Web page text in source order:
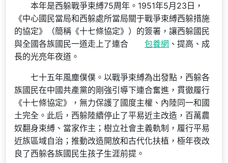
本年是西躲戰爭束縛75周年。1951年5月23日，
《中心國民當局和西躲處所當局關于戰爭束縛西躲措施
的協定》（簡稱《十七條協定》）的簽署，讓西躲國民
與全國各族國民一道走上了連合
包養網 、提高、成
長的光亮年夜道。
七十五年風塵僕僕。以戰爭束縛為出發點，西躲各
族國民在中國共產黨的剛強引導下連合奮進，貫徹履行
《十七條協定》，無力保護了國度主權、內陸同一和國
土完全。此后，西躲陸續停止了平易近主改造，百萬農
奴翻身束縛、當家作主；樹立社會主義軌制，履行平易
近族區域自治；推動改造開放和古代化扶植，極年夜改
良了西躲各族國民生孩子生涯前提。